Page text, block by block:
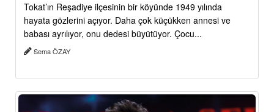
Tokat’ın Reşadiye ilçesinin bir köyünde 1949 yılında
hayata gözlerini açıyor. Daha çok küçükken annesi ve
babası ayrılıyor, onu dedesi büyütüyor. Çocu...
Sema ÖZAY